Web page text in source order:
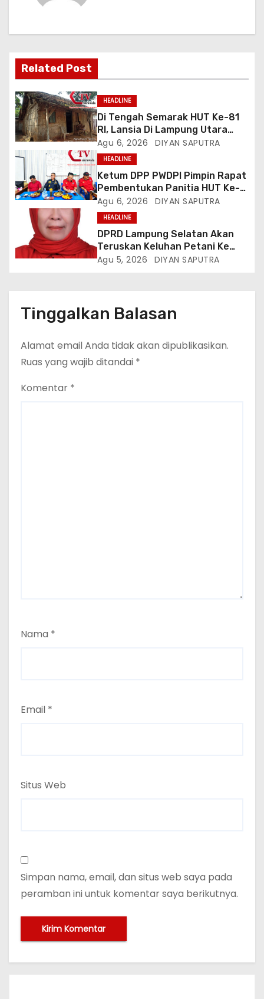
Related Post
HEADLINE
Di Tengah Semarak HUT Ke-81
RI, Lansia Di Lampung Utara
Hidup Memprihatinkan
Agu 6, 2026 DIYAN SAPUTRA
HEADLINE
Ketum DPP PWDPI Pimpin Rapat
Pembentukan Panitia HUT Ke-4,
Berikut Susunan Dan Rangkaian
Kegiatannya
Agu 6, 2026 DIYAN SAPUTRA
HEADLINE
DPRD Lampung Selatan Akan
Teruskan Keluhan Petani Ke
Dinas Terkait, Minta Audit
Agu 5, 2026 DIYAN SAPUTRA
Tinggalkan Balasan
Alamat email Anda tidak akan dipublikasikan.
Ruas yang wajib ditandai *
Komentar *
Nama *
Email *
Situs Web
Simpan nama, email, dan situs web saya pada
peramban ini untuk komentar saya berikutnya.